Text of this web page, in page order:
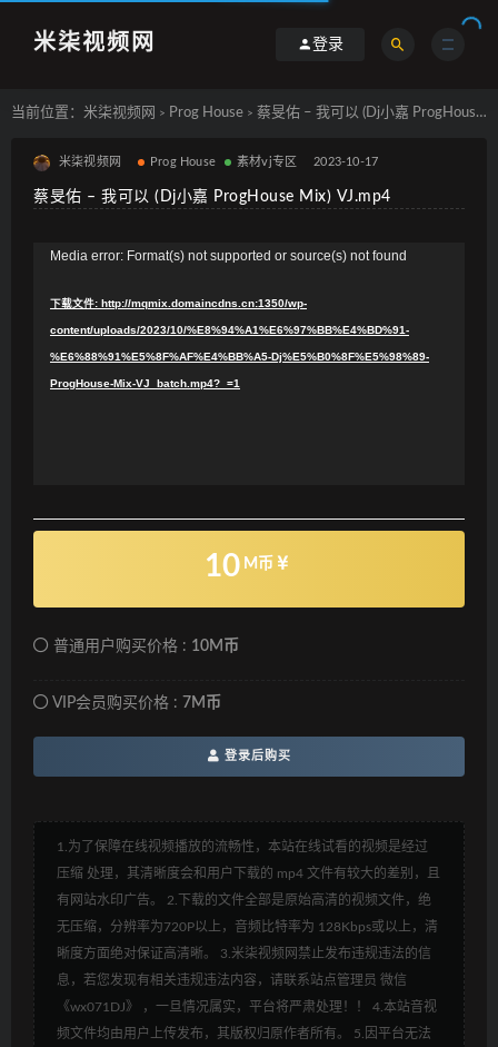
米柒视频网 登录
当前位置： 米柒视频网 > Prog House > 蔡旻佑 – 我可以 (Dj小嘉 ProgHouse Mix) VJ.mp4
米柒视频网 Prog House 素材vj专区 2023-10-17
蔡旻佑 – 我可以 (Dj小嘉 ProgHouse Mix) VJ.mp4
Media error: Format(s) not supported or source(s) not found
下载文件: http://mqmix.domaincdns.cn:1350/wp-
content/uploads/2023/10/%E8%94%A1%E6%97%BB%E4%BD%91-
%E6%88%91%E5%8F%AF%E4%BB%A5-Dj%E5%B0%8F%E5%98%89-
ProgHouse-Mix-VJ_batch.mp4?_=1
10 M币
普通用户购买价格 : 10M币
VIP会员购买价格 : 7M币
登录后购买
1.为了保障在线视频播放的流畅性，本站在线试看的视频是经过
压缩 处理，其清晰度会和用户下载的 mp4 文件有较大的差别，且
有网站水印广告。 2.下载的文件全部是原始高清的视频文件，绝
无压缩，分辨率为720P以上，音频比特率为 128Kbps或以上，清
晰度方面绝对保证高清晰。 3.米柒视频网禁止发布违规违法的信
息，若您发现有相关违规违法内容，请联系站点管理员 微信
《wx071DJ》 ，一旦情况属实，平台将严肃处理！！ 4.本站音视
频文件均由用户上传发布，其版权归原作者所有。 5.因平台无法